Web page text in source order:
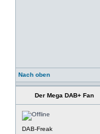
Nach oben
Der Mega DAB+ Fan
DAB-Freak